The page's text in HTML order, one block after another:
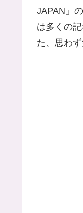
JAPAN」
は多くの
た、思わ